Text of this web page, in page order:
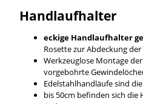
Handlaufhalter
eckige Handlaufhalter
Rosette zur Abdeckung
Werkzeuglose Montage
vorgebohrte
Edelstahlhandläufe sind
bis 50cm befinden sich